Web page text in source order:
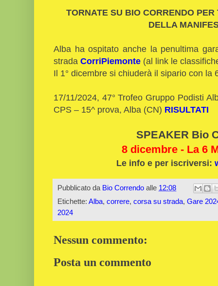
TORNATE SU BIO CORRENDO
DELLA
Alba ha ospitato anche la penultima
strada CorriPiemonte (al link le
Il 1° dicembre si chiuderà il sipario con la
17/11/2024, 47° Trofeo Gruppo Podisti
CPS – 15^ prova, Alba (CN) RISULTATI
SPEAKER Bio
8 dicembre - La 6
Le info e per iscriversi:
Pubblicato da Bio Correndo alle 12:08
Etichette: Alba, correre, corsa su strada, Gare
2024
Nessun commento:
Posta un commento